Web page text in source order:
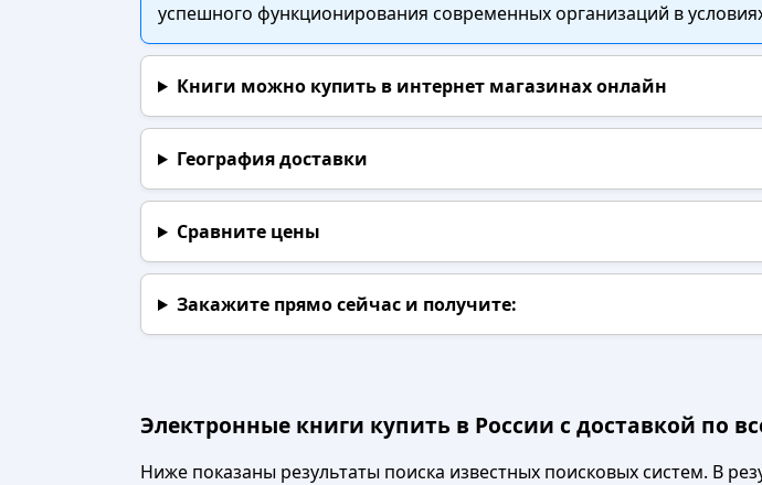
успешного функционирования современных организаций в
Книги можно купить в интернет магазинах онлайн
География доставки
Сравните цены
Закажите прямо сейчаси получите:
Электронные книги купить в России с доставкой по
Ниже показаны результаты поиска известных поисковых систем. В